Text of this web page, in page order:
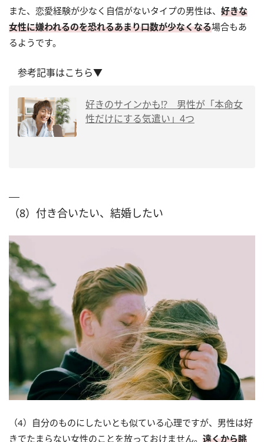
また、恋愛経験が少なく自信がないタイプの男性は、 好きな
女性に嫌われるのを恐れるあまり口数が少なくなる場合もあ
るようです。
参考記事はこちら▼
好きのサインかも!? 男性が「本命女
性だけにする気遣い」4つ
（8）付き合いたい、結婚したい
（4）自分のものにしたいとも似ている心理ですが、男性は好
きでたまらない女性のことを放っておけません。 遠くから眺